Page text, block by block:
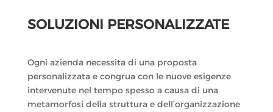
SOLUZIONI PERSONALIZZATE
Ogni azienda necessita di una proposta
personalizzata e congrua con le nuove esigenze
intervenute nel tempo spesso a causa di una
metamorfosi della struttura e dell’organizzazione